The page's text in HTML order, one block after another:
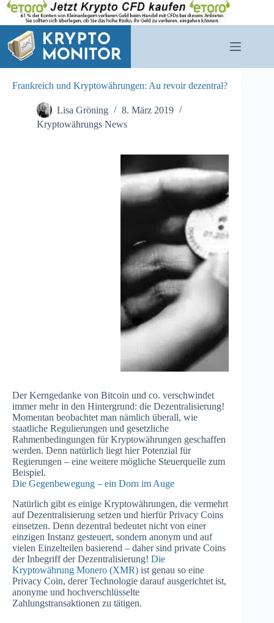
Zum
Inhalt
springen
Frankreich und Kryptowährungen: Au revoir dezentral?
Lisa Gröning
8. März 2019
Kryptowährungs News
Der Kerngedanke von Bitcoin und co. verschwindet
immer mehr in den Hintergrund: die Dezentralisierung!
Momentan beobachtet man nämlich überall, wie
staatliche Regulierungen und gesetzliche
Rahmenbedingungen für Kryptowährungen geschaffen
werden. Denn natürlich liegt hier Potenzial für
Regierungen – eine weitere mögliche Steuerquelle zum
Beispiel.
Die Gegenbewegung – ein Dorn im Auge
Natürlich gibt es einige Kryptowährungen, die vermehrt
auf Dezentralisierung setzen und hierfür Privacy Coins
einsetzen. Denn dezentral bedeutet nicht von einer
einzigen Instanz gesteuert, sondern anonym und auf
vielen Einzelteilen basierend – daher sind private Coins
der Inbegriff der Dezentralisierung! Die
Kryptowährung Monero (XMR) ist genau so eine
Privacy Coin, derer Technologie darauf ausgerichtet ist,
anonyme und hochverschlüsselte
Zahlungstransaktionen zu tätigen.